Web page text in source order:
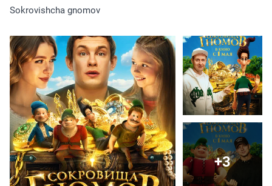
Sokrovishcha gnomov
+3